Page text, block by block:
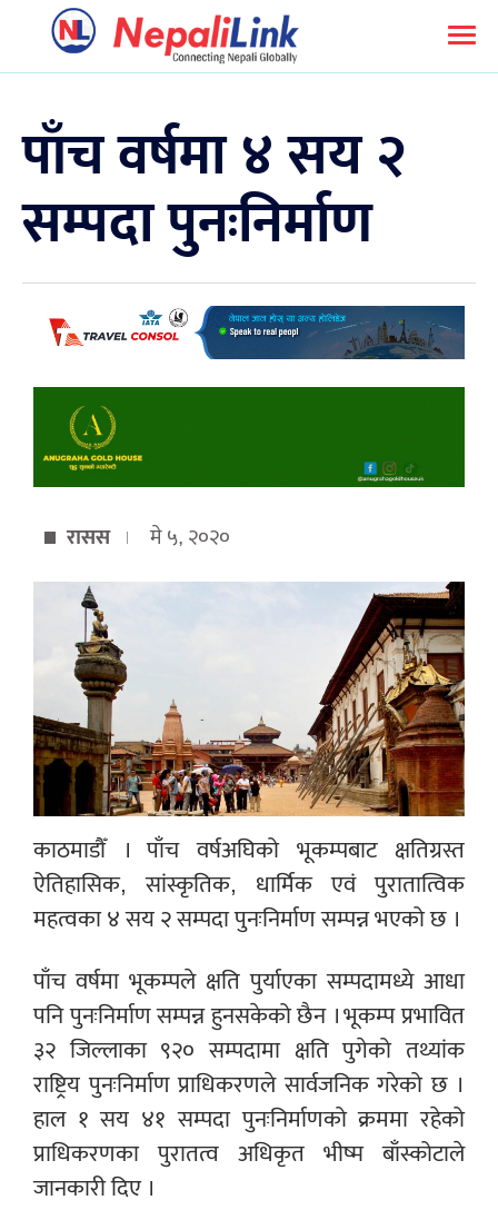
पाँच वर्षमा ४ सय २
सम्पदा पुनःनिर्माण
रासस मे ५, २०२०
काठमाडौँ । पाँच वर्षअघिको भूकम्पबाट क्षतिग्रस्त
ऐतिहासिक, सांस्कृतिक, धार्मिक एवं पुरातात्विक
महत्वका ४ सय २ सम्पदा पुनःनिर्माण सम्पन्न भएको छ ।
पाँच वर्षमा भूकम्पले क्षति पुर्याएका सम्पदामध्ये आधा
पनि पुनःनिर्माण सम्पन्न हुनसकेको छैन । भूकम्प प्रभावित
३२ जिल्लाका ९२० सम्पदामा क्षति पुगेको तथ्यांक
राष्ट्रिय पुनःनिर्माण प्राधिकरणले सार्वजनिक गरेको छ ।
हाल १ सय ४१ सम्पदा पुनःनिर्माणको क्रममा रहेको
प्राधिकरणका पुरातत्व अधिकृत भीष्म बाँस्कोटाले
जानकारी दिए ।